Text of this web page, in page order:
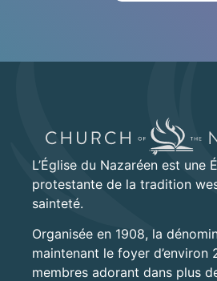
L’Église du Nazaréen est une
protestante de la tradition
sainteté.
Organisée en 1908, la
maintenant le foyer d’environ
membres adorant dans plus